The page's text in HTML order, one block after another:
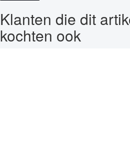
Klanten die dit
kochten ook